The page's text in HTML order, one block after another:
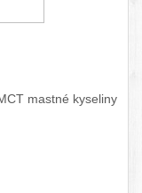
mastné kyseliny